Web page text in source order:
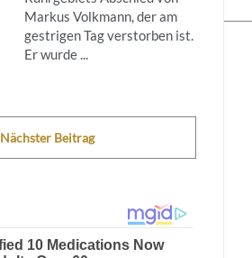
Markus Volkmann, der am
gestrigen Tag verstorben ist.
Er wurde ...
Nächster Beitrag